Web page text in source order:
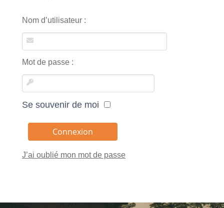
Nom d’utilisateur :
Mot de passe :
Se souvenir de moi
J’ai oublié mon mot de passe